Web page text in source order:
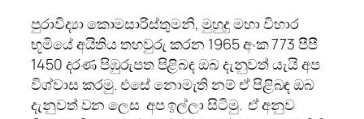
පුරාවිද්‍යා කොමසාරිස්‌තුමනි, මුහුදු මහා විහාර
භූමියේ අයිතිය තහවුරු කරන 1965 අංක 773 පීපී
1450 දරණ පිඹුරුපත පිළිබඳ ඔබ දැනුවත් යැයි අප
විශ්වාස කරමු. එසේ නොමැති නම් ඒ පිළිබඳ ඔබ
දැනුවත් වන ලෙස අප ඉල්ලා සිටිමු. ඒ අනුව